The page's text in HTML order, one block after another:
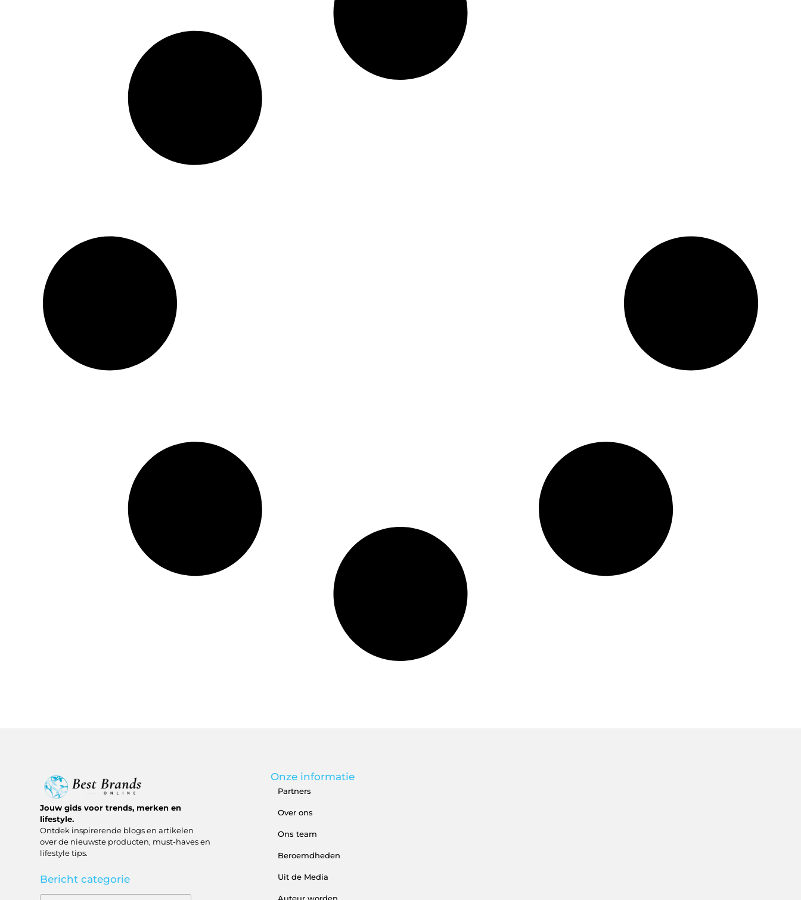
Jouw gids voor trends, merken en
lifestyle.
Ontdek inspirerende blogs en artikelen
over de nieuwste producten, must-haves en
lifestyle tips.
Bericht categorie
Onze informatie
Partners
Over ons
Ons team
Beroemdheden
Uit de Media
Auteur worden